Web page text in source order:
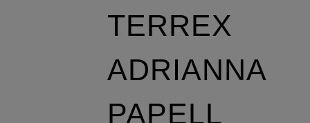
TERREX
ADRIANNA
PAPELL